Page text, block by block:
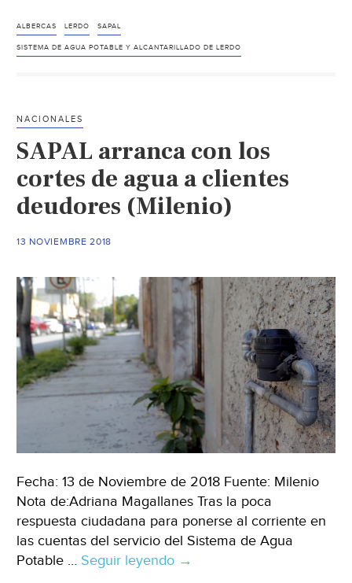
tomas
(El
de
la
ALBERCAS LERDO SAPAL
SISTEMA DE AGUA POTABLE Y ALCANTARILLADO DE LERDO
NACIONALES
SAPAL arranca con los
cortes de agua a clientes
deudores (Milenio)
13 NOVIEMBRE 2018
Fecha: 13 de Noviembre de 2018 Fuente: Milenio
Nota de:Adriana Magallanes Tras la poca
respuesta ciudadana para ponerse al corriente en
las cuentas del servicio del Sistema de Agua
Potable … Seguir leyendo SAPAL
→